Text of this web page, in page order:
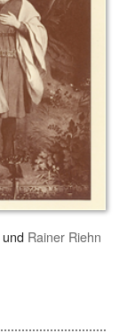
und Rainer Riehn